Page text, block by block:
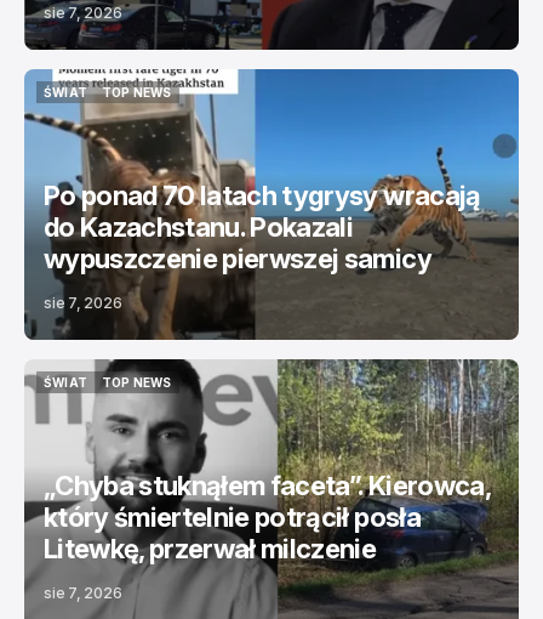
sie 7, 2026
ŚWIAT
ŚWIAT
TOP NEWS
TOP NEWS
Po ponad 70 latach tygrysy wracają
do Kazachstanu. Pokazali
wypuszczenie pierwszej samicy
sie 7, 2026
ŚWIAT
TOP NEWS
„Chyba stuknąłem faceta”. Kierowca,
który śmiertelnie potrącił posła
Litewkę, przerwał milczenie
sie 7, 2026